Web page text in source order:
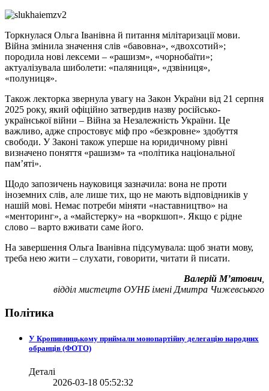
Торкнулася Ольга Іванівна й питання мілітаризації мови.
Війна змінила значення слів «бавовна», «двохсотий»;
породила нові лексеми – «рашизм», «чорнобаїти»;
актуалізувала шиболети: «паляниця», «дзвіниця»,
«полуниця».
Також лекторка звернула увагу на Закон України від 21 серпня
2025 року, який офіційно затвердив назву російсько-
української війни – Війна за Незалежність України. Це
важливо, адже спростовує міф про «безкровне» здобуття
свободи. У Законі також уперше на юридичному рівні
визначено поняття «рашизм» та «політика національної
пам’яті».
Щодо запозичень науковиця зазначила: вона не проти
іноземних слів, але лише тих, що не мають відповідників у
нашій мові. Немає потреби міняти «наставництво» на
«менторинг», а «майстерку» на «воркшоп». Якщо є рідне
слово – варто вживати саме його.
На завершення Ольга Іванівна підсумувала: щоб знати мову,
треба нею жити – слухати, говорити, читати й писати.
Валерій М’ятович
відділ мистецтв ОУНБ імені Дмитра Чижевського
Політика
У Кропивницькому приймали монопартійну делегацію народних
обранців (ФОТО)
Деталі
2026-03-18 05:52:32